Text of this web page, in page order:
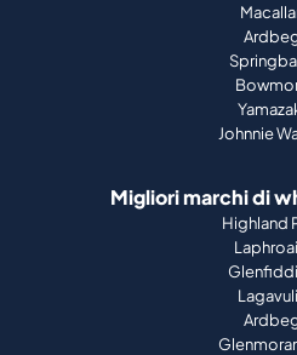
Johnnie
Migliori marchi di
Highland